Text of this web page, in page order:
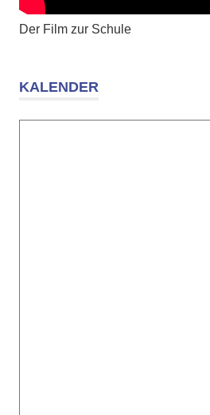
Der Film zur Schule
KALENDER